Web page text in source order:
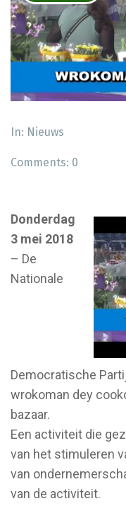
In: Nieuws
Comments: 0
Donderdag
3 mei 2018
– De
Nationale
Democratische
wrokoman dey
bazaar.
Een activiteit die
van het stimuleren
van
van de activiteit.